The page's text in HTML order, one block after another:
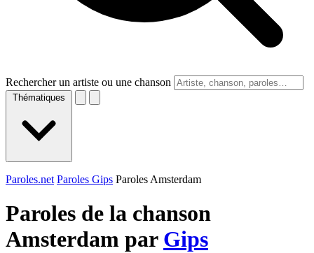
Rechercher un artiste ou une chanson
Thématiques
Paroles.net Paroles Gips Paroles Amsterdam
Paroles de la chanson
Amsterdam par Gips